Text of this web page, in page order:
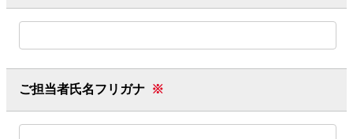
ご担当者氏名フリガナ ※